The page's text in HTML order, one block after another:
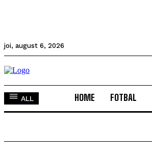
joi, august 6, 2026
ALL HOME FOTBAL